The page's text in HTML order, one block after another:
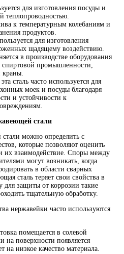
для изготовления посуды и
теплопроводностью.
к температурным колебаниям и
продуктов.
для изготовления
щадящему воздействию.
в производстве оборудования
спиртовой промышленности,
краны.
сталь часто используется для
моек и посуды благодаря
и устойчивости к
стали
можно определить с
которые позволяют оценить
их взаимодействие. Споры между
могут возникать, когда
в области сварных
сталь теряет свои свойства в
для защиты от коррозии такие
тщательную обработку.
нержавейки часто используются
помещается в солевой
на поверхности появляется
на низкое качество материала.